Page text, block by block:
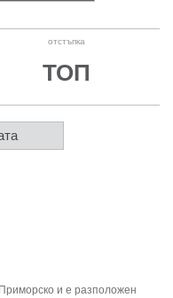
отстъпка
ТОП
и е разположен